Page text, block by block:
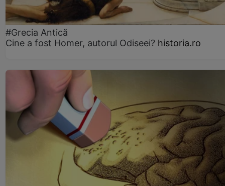
#Grecia Antică
Cine a fost Homer, autorul Odiseei? historia.ro